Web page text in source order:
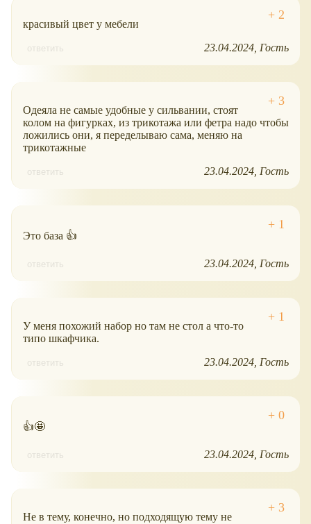
красивый цвет у мебели
ответить 23.04.2024 Гость
Одеяла не самые удобные у сильвании, стоят
колом на фигурках, из трикотажа или фетра надо чтобы
ложились они, я переделываю сама, меняю на
трикотажные
ответить 23.04.2024 Гость
Это база 👍
ответить 23.04.2024 Гость
У меня похожий набор но там не стол а что-то
типо шкафчика.
ответить 23.04.2024 Гость
👍🤩
ответить 23.04.2024 Гость
Не в тему, конечно, но подходящую тему не